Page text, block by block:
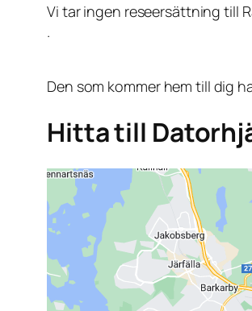
Vi tar ingen reseersättning till
.
Den som kommer hem till dig
Hitta till